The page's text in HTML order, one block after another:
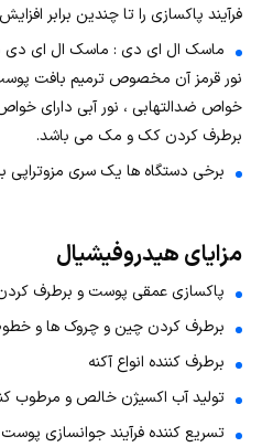
فرآیند پاکسازی را تا چندین برابر
ماسک ال ای دی : ماسک ال ای دی
نور قرمز آن مخصوص ترمیم بافت
خواص ضدالتهابی ، نور آبی دارای
برطرف کردن کک و مک می باشد.
برخی دستگاه ها یک سری مزوتراپی
مزایای هیدروفیشیال
پاکسازی عمقی پوست و برطرف
برطرف کردن چین و چروک ها و
برطرف کننده انواع آکنه
تولید آب اکسیژن خالص و مرطوب
تسریع کننده فرآیند جوانسازی پوست